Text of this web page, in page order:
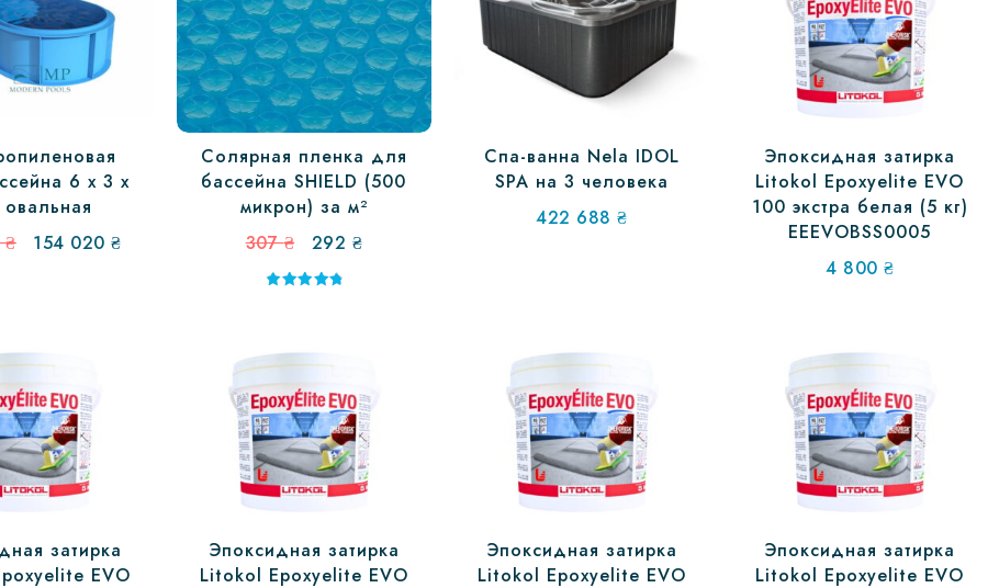
6 х 3 х
₴
Первоначальная
154 020₴Текущая
Солярная пленка для
бассейна SHIELD (500
микрон) за м²
307₴
Первоначальная
цена
составляла
292 ₴Текущая
Спа-ванна Nela IDOL
SPA на 3 человека
422 688₴
Эпоксидная затирка
Litokol Epoxyelite EVO
100 экстра белая (5 кг)
EEEVOBSS0005
4 800₴
затирка
EVO
Эпоксидная затирка
Litokol Epoxyelite EVO
Эпоксидная затирка
Litokol Epoxyelite EVO
Эпоксидная затирка
Litokol Epoxyelite EVO